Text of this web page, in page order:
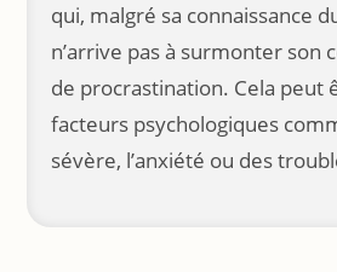
qui, malgré sa connaissance
n’arrive pas à surmonter son
de procrastination. Cela peut
facteurs psychologiques
sévère, l’anxiété ou des